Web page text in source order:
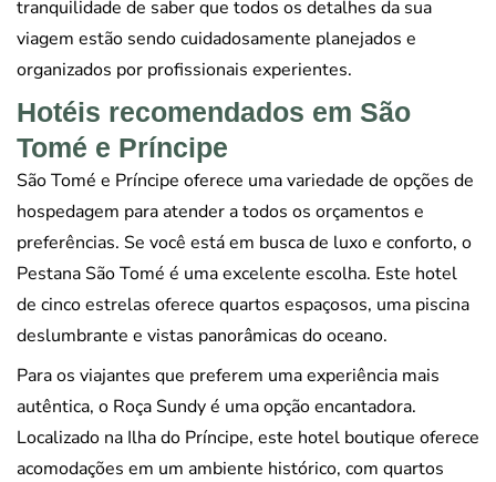
tranquilidade de saber que todos os detalhes da sua
viagem estão sendo cuidadosamente planejados e
organizados por profissionais experientes.
Hotéis recomendados em São
Tomé e Príncipe
São Tomé e Príncipe oferece uma variedade de opções de
hospedagem para atender a todos os orçamentos e
preferências. Se você está em busca de luxo e conforto, o
Pestana São Tomé é uma excelente escolha. Este hotel
de cinco estrelas oferece quartos espaçosos, uma piscina
deslumbrante e vistas panorâmicas do oceano.
Para os viajantes que preferem uma experiência mais
autêntica, o Roça Sundy é uma opção encantadora.
Localizado na Ilha do Príncipe, este hotel boutique oferece
acomodações em um ambiente histórico, com quartos